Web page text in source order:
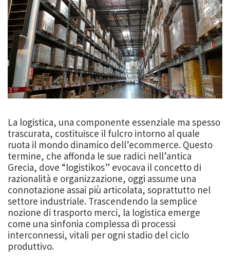
La logistica, una componente essenziale ma spesso
trascurata, costituisce il fulcro intorno al quale
ruota il mondo dinamico dell’ecommerce. Questo
termine, che affonda le sue radici nell’antica
Grecia, dove “logistikos” evocava il concetto di
razionalità e organizzazione, oggi assume una
connotazione assai più articolata, soprattutto nel
settore industriale. Trascendendo la semplice
nozione di trasporto merci, la logistica emerge
come una sinfonia complessa di processi
interconnessi, vitali per ogni stadio del ciclo
produttivo.